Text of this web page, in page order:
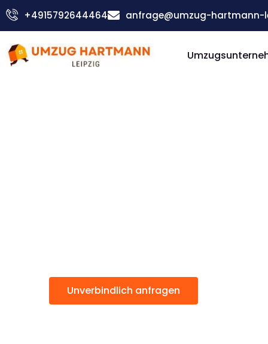
Zum
Inhalt
+4915792644464 anfrage@umzug-hartmann-
Unverbindlich anfragen